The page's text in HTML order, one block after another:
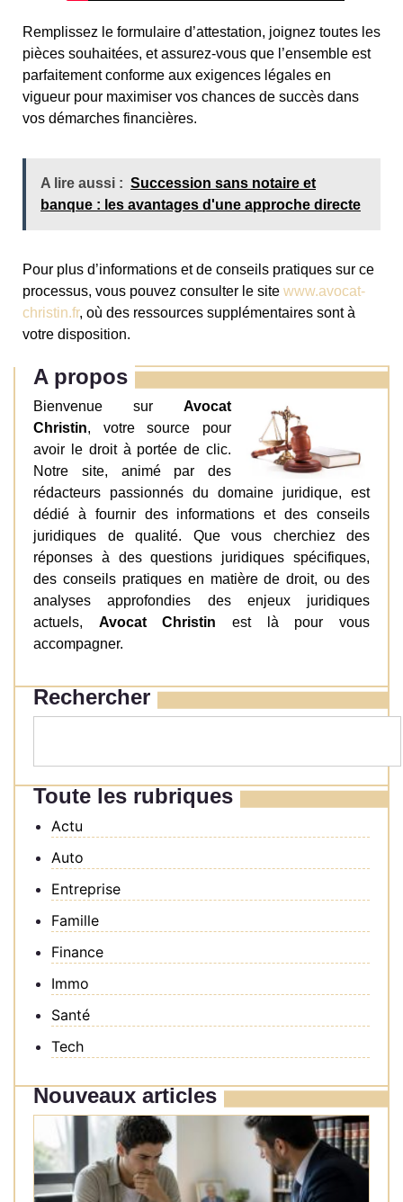
Remplissez le formulaire d’attestation, joignez toutes les
pièces souhaitées, et assurez-vous que l’ensemble est
parfaitement conforme aux exigences légales en
vigueur pour maximiser vos chances de succès dans
vos démarches financières.
A lire aussi : Succession sans notaire et
banque : les avantages d'une approche directe
Pour plus d’informations et de conseils pratiques sur ce
processus, vous pouvez consulter le site www.avocat-
christin.fr, où des ressources supplémentaires sont à
votre disposition.
A propos
Bienvenue sur Avocat
Christin, votre source pour
avoir le droit à portée de clic.
Notre site, animé par des
rédacteurs passionnés du domaine juridique, est
dédié à fournir des informations et des conseils
juridiques de qualité. Que vous cherchiez des
réponses à des questions juridiques spécifiques,
des conseils pratiques en matière de droit, ou des
analyses approfondies des enjeux juridiques
actuels, Avocat Christin est là pour vous
accompagner.
Rechercher
Toute les rubriques
Actu
Auto
Entreprise
Famille
Finance
Immo
Santé
Tech
Nouveaux articles